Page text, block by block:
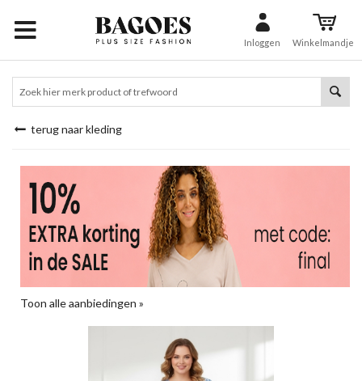
Inloggen Winkelmandje
terug naar kleding
Toon alle aanbiedingen »